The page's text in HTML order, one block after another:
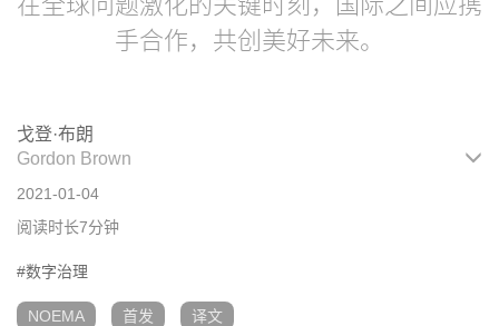
手合作，共创美好未来。
戈登·布朗
Gordon Brown
2021-01-04
阅读时长7分钟
#数字治理
NOEMA 首发 译文